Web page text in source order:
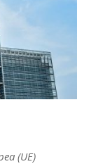
(UE)